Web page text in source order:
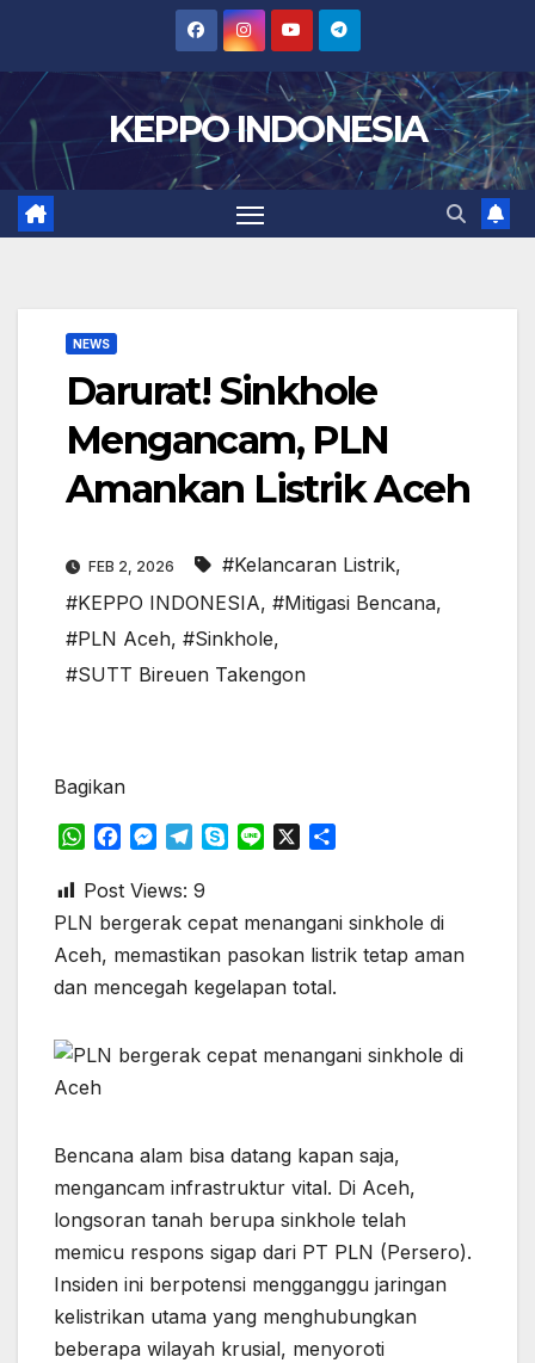
content
KEPPO INDONESIA
NEWS
Darurat! Sinkhole
Mengancam, PLN
Amankan Listrik Aceh
FEB 2, 2026 #Kelancaran Listrik,
#KEPPO INDONESIA, #Mitigasi Bencana,
#PLN Aceh, #Sinkhole,
#SUTT Bireuen Takengon
Bagikan
W
a
t
s
A
p
c
e
o
o
M
s
s
n
g
r
T
l
e
r
a
S
p
e
r
e
Post Views: 9
PLN bergerak cepat menangani sinkhole di
Aceh, memastikan pasokan listrik tetap aman
dan mencegah kegelapan total.
Bencana alam bisa datang kapan saja,
mengancam infrastruktur vital. Di Aceh,
longsoran tanah berupa sinkhole telah
memicu respons sigap dari PT PLN (Persero).
Insiden ini berpotensi mengganggu jaringan
kelistrikan utama yang menghubungkan
beberapa wilayah krusial, menyoroti